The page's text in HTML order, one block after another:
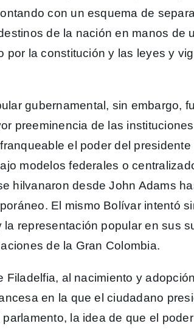
con un esquema de
de la nación en manos de
por la constitución y las leyes y
gubernamental, sin embargo,
preeminencia de las
el poder del
modelos federales o
hilvanaron desde John Adams
El mismo Bolívar intentó
representación popular en sus
de la Gran Colombia.
Filadelfia, al nacimiento y
en la que el ciudadano
la idea de que el